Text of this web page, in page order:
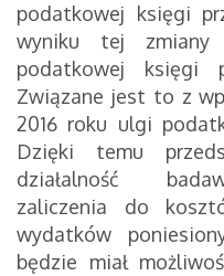
podatkowej księgi
wyniku tej
podatkowej księgi
Związane jest to z
2016 roku ulgi
Dzięki temu
działalność
zaliczenia do
wydatków
będzie miał